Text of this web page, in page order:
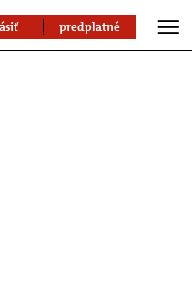
predplatné